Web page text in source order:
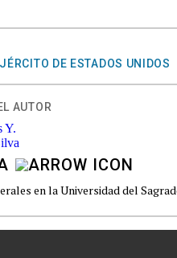
DE ESTADOS UNIDOS
AUTOR
en la Universidad del